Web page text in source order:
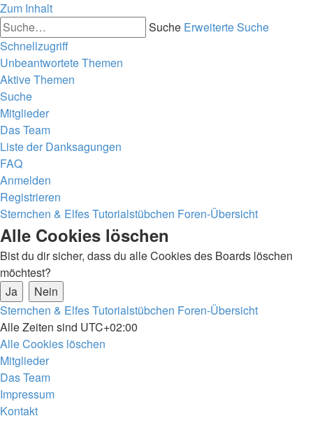
Zum Inhalt
Suche Erweiterte Suche
Schnellzugriff
Unbeantwortete Themen
Aktive Themen
Suche
Mitglieder
Das Team
Liste der Danksagungen
FAQ
Anmelden
Registrieren
Sternchen & Elfes Tutorialstübchen Foren-Übersicht
Alle Cookies löschen
Bist du dir sicher, dass du alle Cookies des Boards löschen
möchtest?
Sternchen & Elfes Tutorialstübchen Foren-Übersicht
Alle Zeiten sind UTC+02:00
Alle Cookies löschen
Mitglieder
Das Team
Impressum
Kontakt